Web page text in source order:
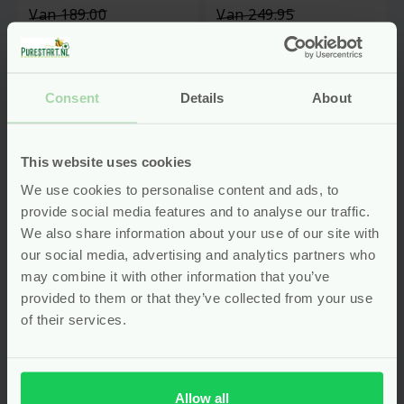
Consent Details About
This website uses cookies
We use cookies to personalise content and ads, to
provide social media features and to analyse our traffic.
We also share information about your use of our site with
our social media, advertising and analytics partners who
may combine it with other information that you’ve
provided to them or that they’ve collected from your use
of their services.
Allow all
Van189.00Oorspronkelijke
179.55
Huidige
€179.55.
Bekijken
Van249.95
prijs
was:
€237.45.
Bekijken